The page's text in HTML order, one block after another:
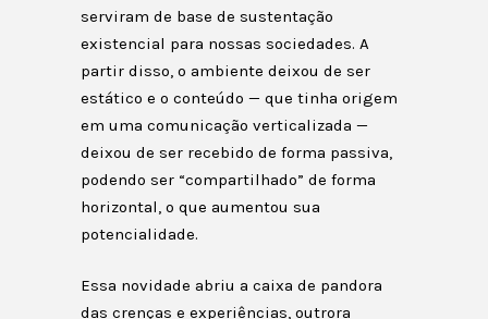
serviram de base de sustentação
existencial para nossas sociedades. A
partir disso, o ambiente deixou de ser
estático e o conteúdo — que tinha origem
em uma comunicação verticalizada —
deixou de ser recebido de forma passiva,
podendo ser “compartilhado” de forma
horizontal, o que aumentou sua
potencialidade.
Essa novidade abriu a caixa de pandora
das crenças e experiências, outrora